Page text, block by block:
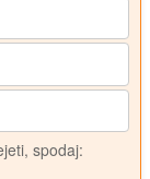
spodaj: